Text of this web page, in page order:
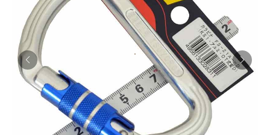
お知らせ
採用情報